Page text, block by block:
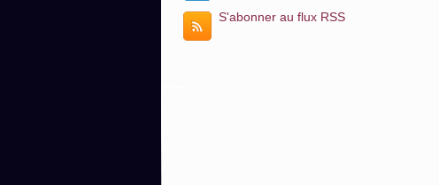
S'abonner au flux RSS